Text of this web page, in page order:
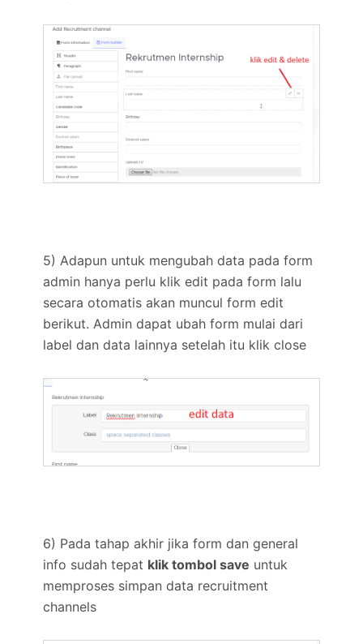
5) Adapun untuk mengubah data pada form
admin hanya perlu klik edit pada form lalu
secara otomatis akan muncul form edit
berikut. Admin dapat ubah form mulai dari
label dan data lainnya setelah itu klik close
6) Pada tahap akhir jika form dan general
info sudah tepat klik tombol save untuk
memproses simpan data recruitment
channels